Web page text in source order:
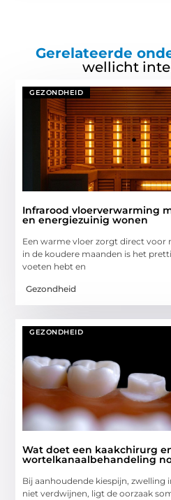
Gerelateerde
wellicht
GEZONDHEID
Infrarood vloerverwarming
en energiezuinig wonen
Een warme vloer zorgt direct voor
in de koudere maanden is het
voeten hebt en
Gezondheid
GEZONDHEID
Wat doet een kaakchirurg
wortelkanaalbehandeling
Bij aanhoudende kiespijn, zwelling
niet verdwijnen, ligt de oorzaak